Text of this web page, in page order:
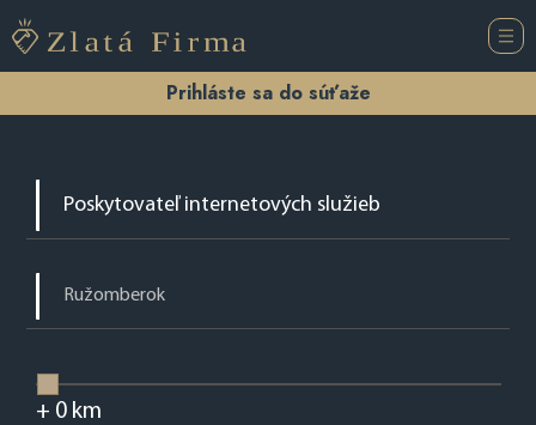
Prihláste sa do súťaže
+ 0km